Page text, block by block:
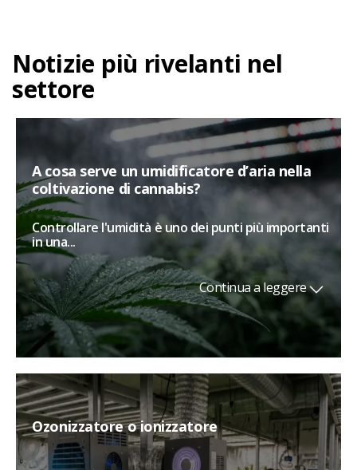
Notizie più rivelanti nel
settore
A cosa serve un umidificatore d’aria nella
coltivazione di cannabis?
Controllare l'umidità è uno dei punti più importanti
in una...
Continua a leggere
Ozonizzatore o ionizzatore